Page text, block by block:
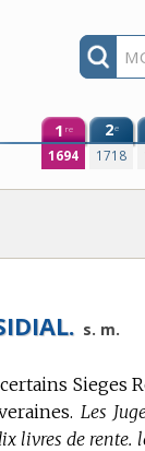
1 re
1694
2e
1718
s. m.
Sieges
Les
livres de rente.